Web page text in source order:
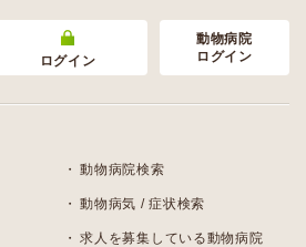
ログイン
動物病院
ログイン
動物病院検索
動物病気 / 症状検索
求人を募集している動物病院